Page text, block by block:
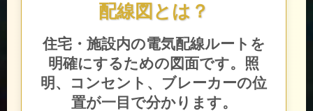
配線図とは？
住宅・施設内の電気配線ルートを
明確にするための図面です。照
明、コンセント、ブレーカーの位
置が一目で分かります。